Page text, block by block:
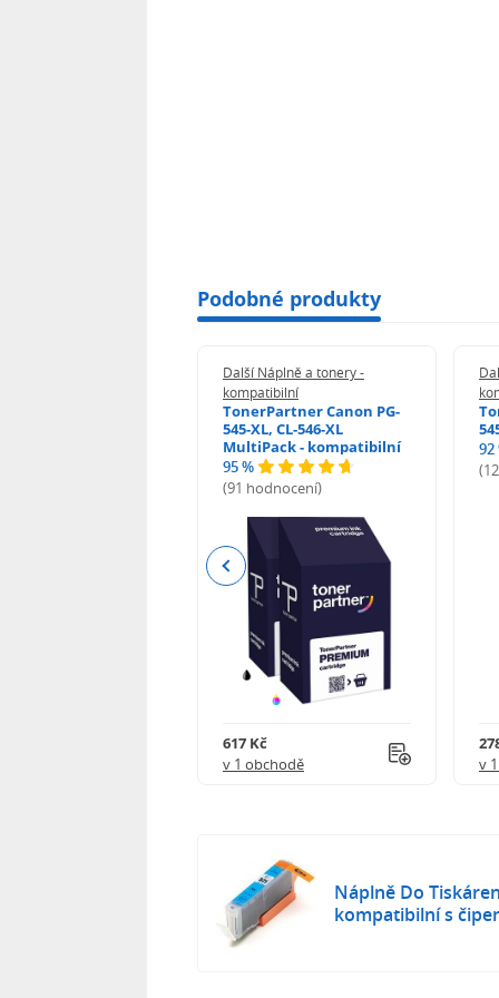
Podobné produkty
Další Náplně a tonery -
kompatibilní
TonerPartner Canon PG-
545-XL, CL-546-XL
MultiPack - kompatibilní
95 %
(91 hodnocení)
617 Kč
v 1 obchodě
92
v
Previous
Náplně Do
kompatibilní s